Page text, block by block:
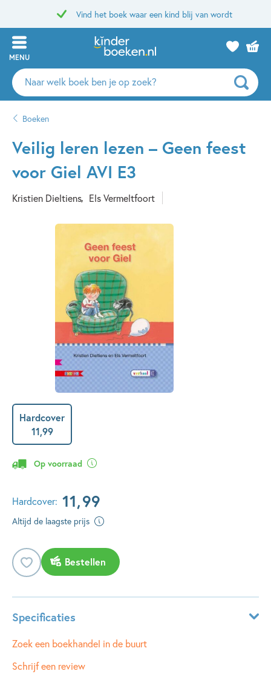
Vind het boek waar een kind blij van wordt
MENU
Zoeken
naar
auteurs
uitgevers
Boeken
Veilig leren lezen – Geen feest
voor Giel AVI E3
Kristien Dieltiens Els Vermeltfoort
Hardcover
11,99
Op voorraad
Hardcover: 11,99
Altijd de laagste prijs
Bestellen
Specificaties
ISBN: 9789048721122
NUR:
Zoek een boekhandel in de buurt
Schrijf een review